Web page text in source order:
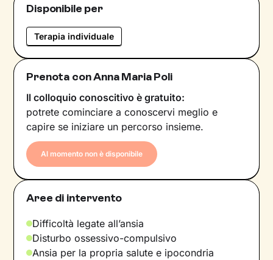
Disponibile per
Terapia individuale
Prenota con Anna Maria Poli
Il colloquio conoscitivo è gratuito:
potrete cominciare a conoscervi meglio e
capire se iniziare un percorso insieme.
Al momento non è disponibile
Aree di intervento
Difficoltà legate all’ansia
Disturbo ossessivo-compulsivo
Ansia per la propria salute e ipocondria